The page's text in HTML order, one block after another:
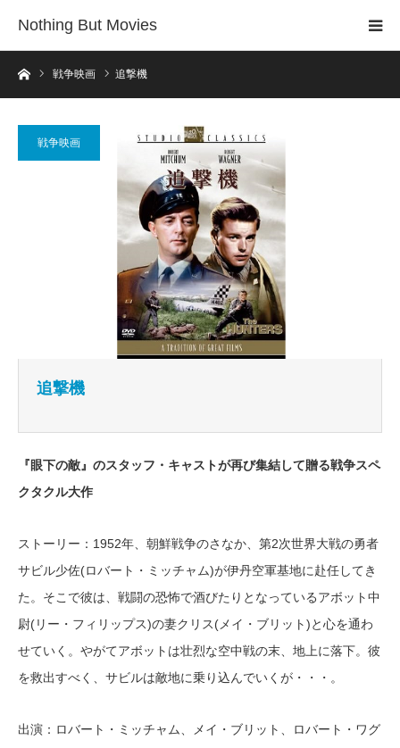
Nothing But Movies
ホーム戦争映画 追撃機
戦争映画
追撃機
『眼下の敵』のスタッフ・キャストが再び集結して贈る戦争スペ
クタクル大作
ストーリー：1952年、朝鮮戦争のさなか、第2次世界大戦の勇者
サビル少佐(ロバート・ミッチャム)が伊丹空軍基地に赴任してき
た。そこで彼は、戦闘の恐怖で酒びたりとなっているアボット中
尉(リー・フィリップス)の妻クリス(メイ・ブリット)と心を通わ
せていく。やがてアボットは壮烈な空中戦の末、地上に落下。彼
を救出すべく、サビルは敵地に乗り込んでいくが・・・。
出演：ロバート・ミッチャム、メイ・ブリット、ロバート・ワグ